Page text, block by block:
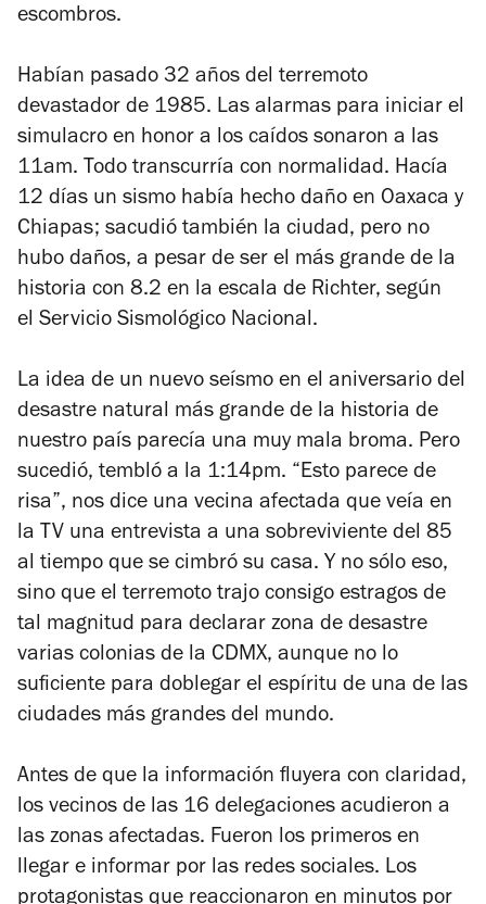
escombros.
Habían pasado 32 años del terremoto
devastador de 1985. Las alarmas para iniciar el
simulacro en honor a los caídos sonaron a las
11am. Todo transcurría con normalidad. Hacía
12 días un sismo había hecho daño en Oaxaca y
Chiapas; sacudió también la ciudad, pero no
hubo daños, a pesar de ser el más grande de la
historia con 8.2 en la escala de Richter, según
el Servicio Sismológico Nacional.
La idea de un nuevo seísmo en el aniversario del
desastre natural más grande de la historia de
nuestro país parecía una muy mala broma. Pero
sucedió, tembló a la 1:14pm. “Esto parece de
risa”, nos dice una vecina afectada que veía en
la TV una entrevista a una sobreviviente del 85
al tiempo que se cimbró su casa. Y no sólo eso,
sino que el terremoto trajo consigo estragos de
tal magnitud para declarar zona de desastre
varias colonias de la CDMX, aunque no lo
suficiente para doblegar el espíritu de una de las
ciudades más grandes del mundo.
Antes de que la información fluyera con claridad,
los vecinos de las 16 delegaciones acudieron a
las zonas afectadas. Fueron los primeros en
llegar e informar por las redes sociales. Los
protagonistas que reaccionaron en minutos por